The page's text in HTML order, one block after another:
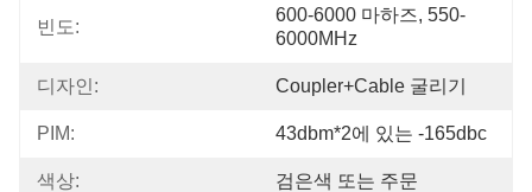
빈도:
600-6000 마하즈, 550-
6000MHz
디자인: Coupler+Cable 굴리기
PIM: 43dbm*2에 있는 -165dbc
색상: 검은색 또는 주문